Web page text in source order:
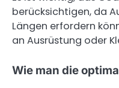
berücksichtigen, da
Längen erfordern
an Ausrüstung oder
Wie man die